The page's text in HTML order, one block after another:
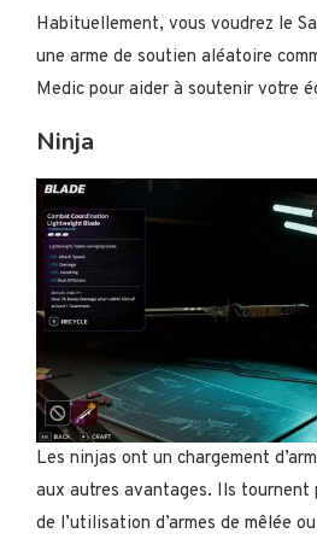
Habituellement, vous voudrez le
une arme de soutien aléatoire
Medic pour aider à soutenir votre
Ninja
Les ninjas ont un chargement
aux autres avantages. Ils tournent
de l’utilisation d’armes de mêlée